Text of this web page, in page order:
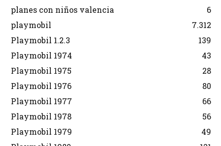
planes con niños valencia
6
playmobil
7.312
Playmobil 1.2.3
139
Playmobil 1974
43
Playmobil 1975
28
Playmobil 1976
80
Playmobil 1977
66
Playmobil 1978
56
Playmobil 1979
49